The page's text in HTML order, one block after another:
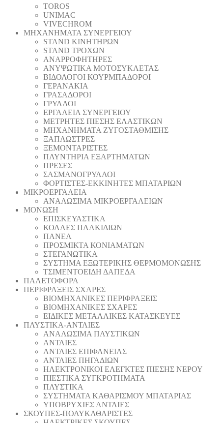
TOROS
UNIMAC
VIVECHROM
ΜΗΧΑΝΗΜΑΤΑ ΣΥΝΕΡΓΕΙΟΥ
STAND ΚΙΝΗΤΗΡΩΝ
STAND ΤΡΟΧΩΝ
ΑΝΑΡΡΟΦΗΤΗΡΕΣ
ΑΝΥΨΩΤΙΚΑ ΜΟΤΟΣΥΚΛΕΤΑΣ
ΒΙΔΟΛΟΓΟΙ ΚΟΥΡΜΠΑΔΟΡΟΙ
ΓΕΡΑΝΑΚΙΑ
ΓΡΑΣΑΔΟΡΟΙ
ΓΡΥΛΛΟΙ
ΕΡΓΑΛΕΙΑ ΣΥΝΕΡΓΕΙΟΥ
ΜΕΤΡΗΤΕΣ ΠΙΕΣΗΣ ΕΛΑΣΤΙΚΩΝ
ΜΗΧΑΝΗΜΑΤΑ ΖΥΓΟΣΤΑΘΜΙΣΗΣ
ΞΑΠΛΩΣΤΡΕΣ
ΞΕΜΟΝΤΑΡΙΣΤΕΣ
ΠΛΥΝΤΗΡΙΑ ΕΞΑΡΤΗΜΑΤΩΝ
ΠΡΕΣΕΣ
ΣΑΣΜΑΝΟΓΡΥΛΛΟΙ
ΦΟΡΤΙΣΤΕΣ-ΕΚΚΙΝΗΤΕΣ ΜΠΑΤΑΡΙΩΝ
ΜΙΚΡΟΕΡΓΑΛΕΙΑ
ΑΝΑΛΩΣΙΜΑ ΜΙΚΡΟΕΡΓΑΛΕΙΩΝ
ΜΟΝΩΣΗ
ΕΠΙΣΚΕΥΑΣΤΙΚΑ
ΚΟΛΛΕΣ ΠΛΑΚΙΔΙΩΝ
ΠΑΝΕΛ
ΠΡΟΣΜΙΚΤΑ ΚΟΝΙΑΜΑΤΩΝ
ΣΤΕΓΑΝΩΤΙΚΑ
ΣΥΣΤΗΜΑ ΕΞΩΤΕΡΙΚΗΣ ΘΕΡΜΟΜΟΝΩΣΗΣ
ΤΣΙΜΕΝΤΟΕΙΔΗ ΔΑΠΕΔΑ
ΠΑΛΕΤΟΦΟΡΑ
ΠΕΡΙΦΡΑΞΕΙΣ ΣΧΑΡΕΣ
ΒΙΟΜΗΧΑΝΙΚΕΣ ΠΕΡΙΦΡΑΞΕΙΣ
ΒΙΟΜΗΧΑΝΙΚΕΣ ΣΧΑΡΕΣ
ΕΙΔΙΚΕΣ ΜΕΤΑΛΛΙΚΕΣ ΚΑΤΑΣΚΕΥΕΣ
ΠΛΥΣΤΙΚΑ-ΑΝΤΛΙΕΣ
ΑΝΑΛΩΣΙΜΑ ΠΛΥΣΤΙΚΩΝ
ΑΝΤΛΙΕΣ
ΑΝΤΛΙΕΣ ΕΠΙΦΑΝΕΙΑΣ
ΑΝΤΛΙΕΣ ΠΗΓΑΔΙΩΝ
ΗΛΕΚΤΡΟΝΙΚΟΙ ΕΛΕΓΚΤΕΣ ΠΙΕΣΗΣ ΝΕΡΟΥ
ΠΙΕΣΤΙΚΑ ΣΥΓΚΡΟΤΗΜΑΤΑ
ΠΛΥΣΤΙΚΑ
ΣΥΣΤΗΜΑΤΑ ΚΑΘΑΡΙΣΜΟΥ ΜΠΑΤΑΡΙΑΣ
ΥΠΟΒΡΥΧΙΕΣ ΑΝΤΛΙΕΣ
ΣΚΟΥΠΕΣ-ΠΟΛΥΚΑΘΑΡΙΣΤΕΣ